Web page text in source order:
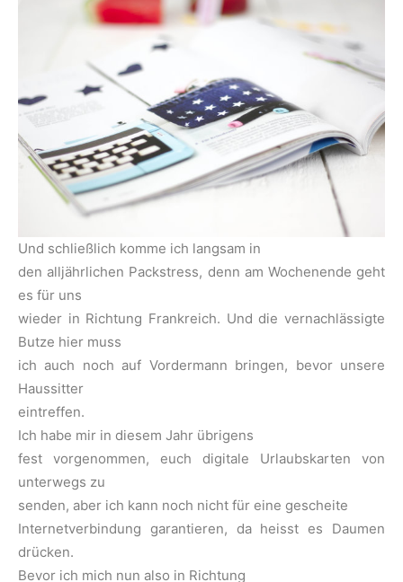
Und schließlich komme ich langsam in
den alljährlichen Packstress, denn am Wochenende geht
es für uns
wieder in Richtung Frankreich. Und die vernachlässigte
Butze hier muss
ich auch noch auf Vordermann bringen, bevor unsere
Haussitter
eintreffen.
Ich habe mir in diesem Jahr übrigens
fest vorgenommen, euch digitale Urlaubskarten von
unterwegs zu
senden, aber ich kann noch nicht für eine gescheite
Internetverbindung garantieren, da heisst es Daumen
drücken.
Bevor ich mich nun also in Richtung